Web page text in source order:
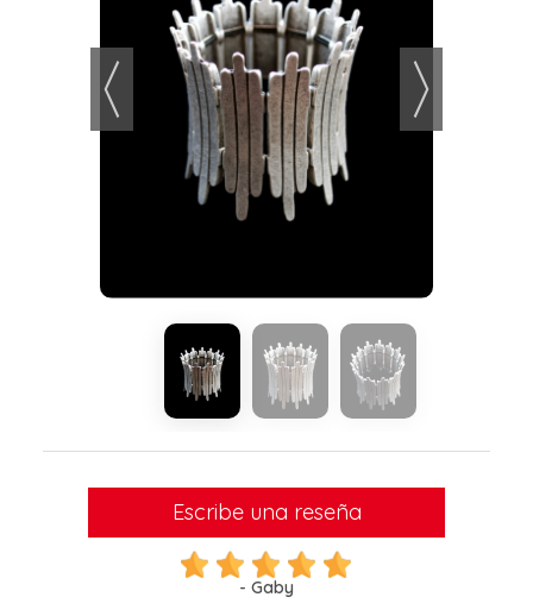
Escribe una reseña
- Gaby